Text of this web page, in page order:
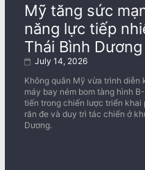
Mỹ tăng sức
năng lực tiếp
Thái Bình Dương
July 14, 2026
Không quân Mỹ vừa trình diễn
máy bay ném bom tàng hình
tiến trong chiến lược triển khai
răn đe và duy trì tác chiến ở
Dương.